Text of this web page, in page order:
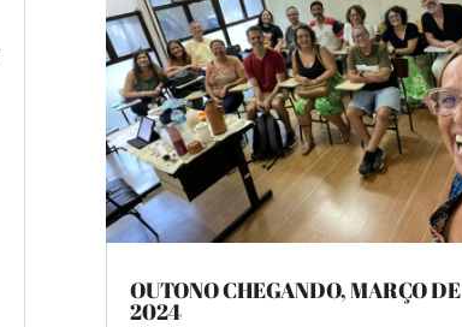
OUTONO CHEGANDO, MARÇO DE
2024